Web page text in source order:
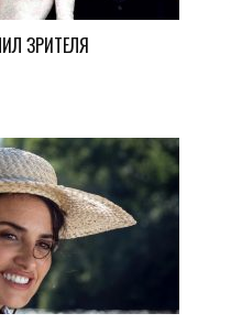
ЗРИТЕЛЯ